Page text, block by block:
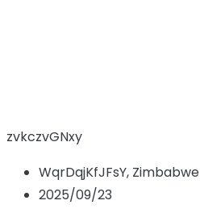
zvkczvGNxy
WqrDqjKfJFsY, Zimbabwe
2025/09/23